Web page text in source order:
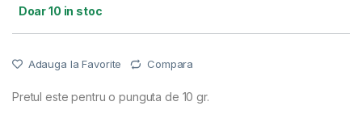
Doar 10 in stoc
Adauga la Favorite Compara
Pretul este pentru o punguta de 10 gr.